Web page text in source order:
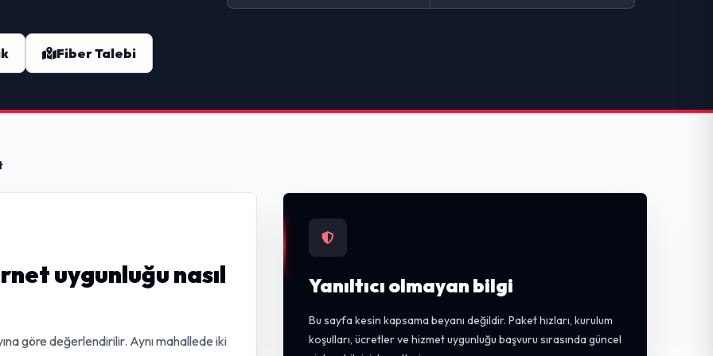
Fiber Talebi
uygunluğu nasıl
göre değerlendirilir. Aynı mahallede iki
Yanıltıcı olmayan bilgi
Bu sayfa kesin kapsama beyanı değildir. Paket hızları, kurulum
koşulları, ücretler ve hizmet uygunluğu başvuru sırasında güncel